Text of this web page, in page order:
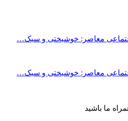
معاصر: خوشبختی و سبک…
معاصر: خوشبختی و سبک…
ما باشید